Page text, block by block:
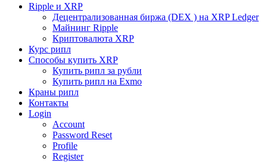
Ripple и XRP
Децентрализованная биржа (DEX ) на XRP Ledger
Майнинг Ripple
Криптовалюта XRP
Курс рипл
Способы купить XRP
Купить рипл за рубли
Купить рипл на Exmo
Краны рипл
Контакты
Login
Account
Password Reset
Profile
Register